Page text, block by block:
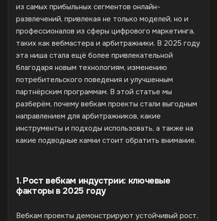
из самых прибыльных сегментов онлайн-
развлечений, привлекая не только моделей, но и
профессионалов из сферы цифрового маркетинга,
таких как вебмастера и арбитражники. В 2025 году
эта ниша стала ещё более привлекательной
благодаря новым технологиям, изменению
потребительского поведения и улучшенным
партнёрским программам. В этой статье мы
разберём, почему вебкам проекты стали выгодным
направлением для арбитражников, какие
инструменты и подходы использовать, а также на
какие подводные камни стоит обратить внимание.
1. Рост вебкам индустрии: ключевые
факторы в 2025 году
Вебкам проекты демонстрируют устойчивый рост,